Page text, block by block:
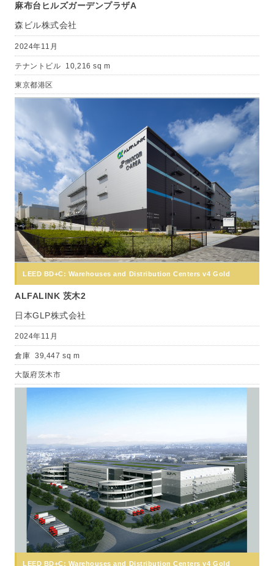
麻布台ヒルズガーデンプラザA
森ビル株式会社
2024年11月
テナントビル 10,216 sq m
東京都港区
LEED BD+C: Warehouses and Distribution Centers v4 Gold
ALFALINK 茨木2
日本GLP株式会社
2024年11月
倉庫 39,447 sq m
大阪府茨木市
LEED BD+C: Warehouses and Distribution Centers v4 Gold